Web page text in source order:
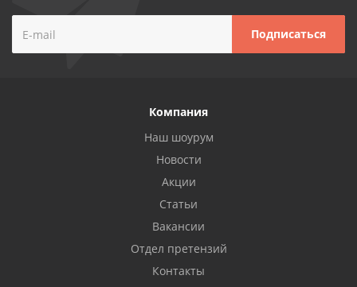
Компания
Наш шоурум
Новости
Акции
Статьи
Вакансии
Отдел претензий
Контакты